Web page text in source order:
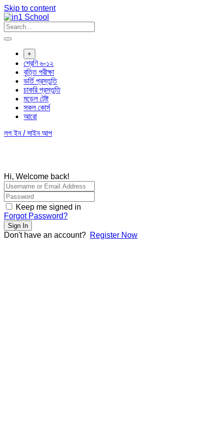
Skip to content
+
শ্রেণি ৬-১২
বৃত্তি পরীক্ষা
ভর্তি প্রস্তুতি
চাকরি প্রস্তুতি
মডেল টেষ্ট
সকল কোর্স
আরো
লগ ইন / সাইন আপ
Hi, Welcome back!
Keep me signed in
Forgot Password?
Sign In
Don't have an account? Register Now